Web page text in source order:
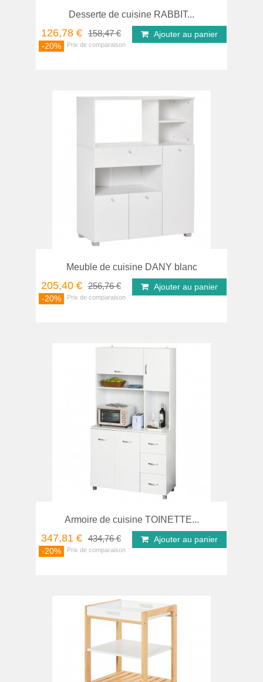
Desserte de cuisine RABBIT...
126,78 € 158,47 €
-20%
Ajouter au panier
Meuble de cuisine DANY blanc
205,40 € 256,76 €
-20%
Ajouter au panier
Armoire de cuisine TOINETTE...
347,81 € 434,76 €
-20%
Ajouter au panier